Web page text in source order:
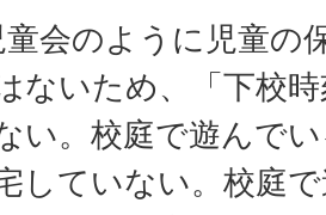
童会のように児童の
ないため、「下校
い。校庭で遊んで
していない。校庭